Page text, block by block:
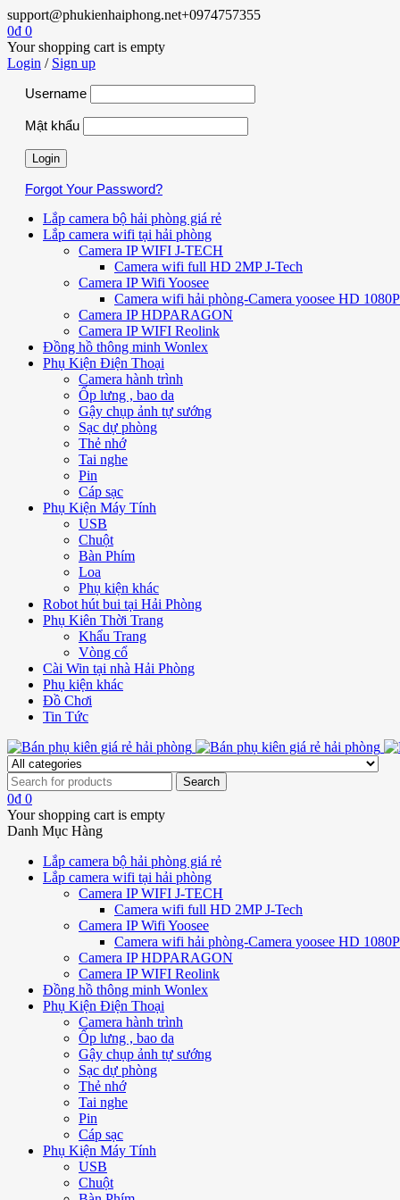
support@phukienhaiphong.net+0974757355
0₫ 0
Your shopping cart is empty
Login / Sign up
Username
Mật khẩu
Forgot Your Password?
Lắp camera bộ hải phòng giá rẻ
Lắp camera wifi tại hải phòng
Camera IP WIFI J-TECH
Camera wifi full HD 2MP J-Tech
Camera IP Wifi Yoosee
Camera wifi hải phòng-Camera yoosee HD
Camera IP HDPARAGON
Camera IP WIFI Reolink
Đồng hồ thông minh Wonlex
Phụ Kiện Điện Thoại
Camera hành trình
Ốp lưng , bao da
Gậy chụp ảnh tự sướng
Sạc dự phòng
Thẻ nhớ
Tai nghe
Pin
Cáp sạc
Phụ Kiện Máy Tính
USB
Chuột
Bàn Phím
Loa
Phụ kiện khác
Robot hút bui tại Hải Phòng
Phụ Kiên Thời Trang
Khẩu Trang
Vòng cổ
Cài Win tại nhà Hải Phòng
Phụ kiện khác
Đồ Chơi
Tin Tức
0₫ 0
Your shopping cart is empty
Danh Mục Hàng
Lắp camera bộ hải phòng giá rẻ
Lắp camera wifi tại hải phòng
Camera IP WIFI J-TECH
Camera wifi full HD 2MP J-Tech
Camera IP Wifi Yoosee
Camera wifi hải phòng-Camera yoosee HD
Camera IP HDPARAGON
Camera IP WIFI Reolink
Đồng hồ thông minh Wonlex
Phụ Kiện Điện Thoại
Camera hành trình
Ốp lưng , bao da
Gậy chụp ảnh tự sướng
Sạc dự phòng
Thẻ nhớ
Tai nghe
Pin
Cáp sạc
Phụ Kiện Máy Tính
USB
Chuột